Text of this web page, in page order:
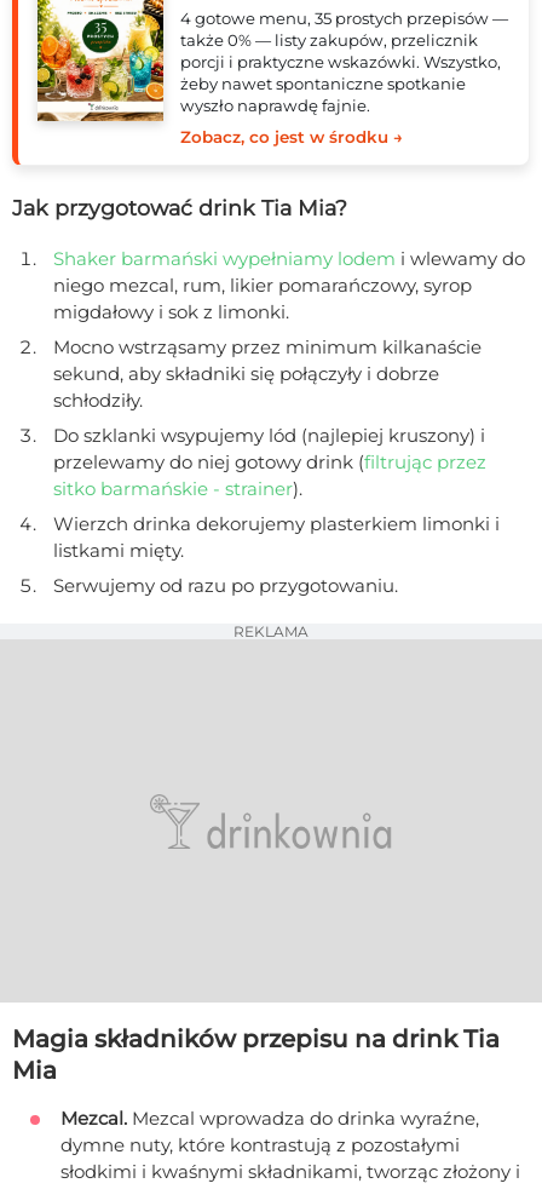
4 gotowe menu, 35 prostych przepisów —
także 0% — listy zakupów, przelicznik
porcji i praktyczne wskazówki. Wszystko,
żeby nawet spontaniczne spotkanie
wyszło naprawdę fajnie.
Zobacz, co jest w środku →
Jak przygotować drink Tia Mia?
Shaker barmański wypełniamy lodem i wlewamy do
niego mezcal, rum, likier pomarańczowy, syrop
migdałowy i sok z limonki.
Mocno wstrząsamy przez minimum kilkanaście
sekund, aby składniki się połączyły i dobrze
schłodziły.
Do szklanki wsypujemy lód (najlepiej kruszony) i
przelewamy do niej gotowy drink (filtrując przez
sitko barmańskie - strainer).
Wierzch drinka dekorujemy plasterkiem limonki i
listkami mięty.
Serwujemy od razu po przygotowaniu.
REKLAMA
Magia składników przepisu na drink Tia
Mia
Mezcal. Mezcal wprowadza do drinka wyraźne,
dymne nuty, które kontrastują z pozostałymi
słodkimi i kwaśnymi składnikami, tworząc złożony i